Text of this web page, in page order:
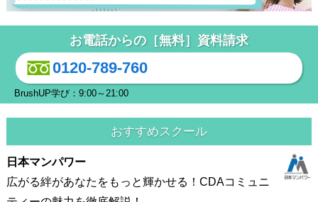
お電話からの［無料］資料請求
0120-789-760
BrushUP学び：9:00～21:00
おすすめスクール
日本マンパワー
広がる絆があなたをもっと輝かせる！CDAコミュニ